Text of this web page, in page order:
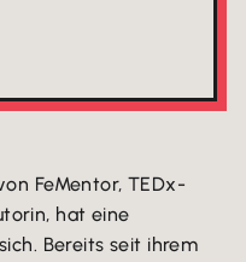
FeMentor, TEDx-
hat eine
Bereits seit ihrem